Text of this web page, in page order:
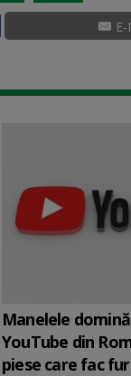
Manelele
YouTube din
piese care fac